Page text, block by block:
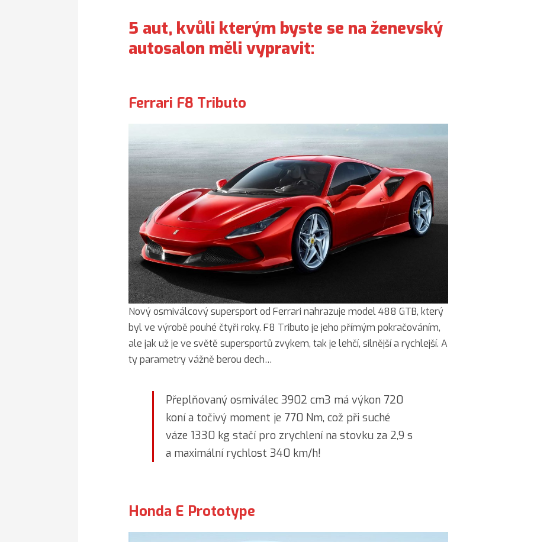
5 aut, kvůli kterým byste se na ženevský
autosalon měli vypravit:
Ferrari F8 Tributo
Nový osmiválcový supersport od Ferrari nahrazuje model 488 GTB, který
byl ve výrobě pouhé čtyři roky. F8 Tributo je jeho přímým pokračováním,
ale jak už je ve světě supersportů zvykem, tak je lehčí, silnější a rychlejší. A
ty parametry vážně berou dech…
Přeplňovaný osmiválec 3902 cm3 má výkon 720
koní a točivý moment je 770 Nm, což při suché
váze 1330 kg stačí pro zrychlení na stovku za 2,9 s
a maximální rychlost 340 km/h!
Honda E Prototype